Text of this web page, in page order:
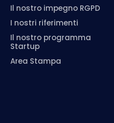
Il nostro impegno RGPD
I nostri riferimenti
Il nostro programma
Startup
Area Stampa